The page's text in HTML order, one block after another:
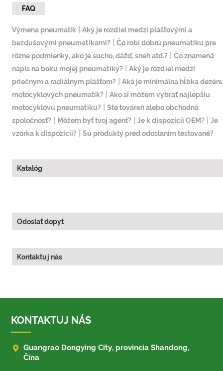
FAQ
Výmena pneumatík| Aký je rozdiel medzi plášťovými a
bezdušovými pneumatikami?| Čo robí dobrú pneumatiku pre
rôzne podmienky, ako je sucho, dážď, sneh atď.?| Čo znamená
nápis na boku mojej pneumatiky?| Aký je rozdiel medzi
priečnym a radiálnym plášťom?| Aká je minimálna hĺbka
motocyklových pneumatík?| Ako si môžem vybrať najlepšiu
motocyklovú pneumatiku?| Ste továreň alebo obchodná
spoločnosť?| Môžem byť tvoj agent?| Je k dispozícii OEM?| Je
vzorka k dispozícii?| Sú produkty pred odoslaním testované?
Katalóg
Odoslať dopyt
Kontaktuj nás
KONTAKTUJ NÁS
 Guangrao Dongying City, provincia Shandong,
Čína